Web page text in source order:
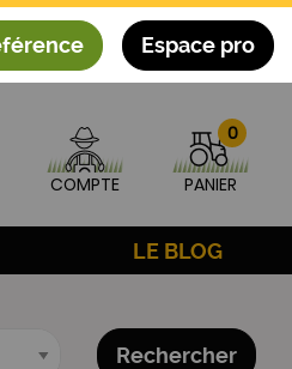
Espace pro
COMPTE
0
PANIER
LE BLOG
Rechercher